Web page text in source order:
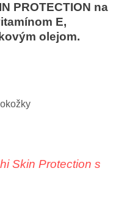
PROTECTION na
E,
olejom.
Skin Protection s